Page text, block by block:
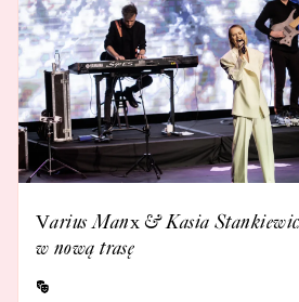
Varius Manx & Kasia
w nową trasę